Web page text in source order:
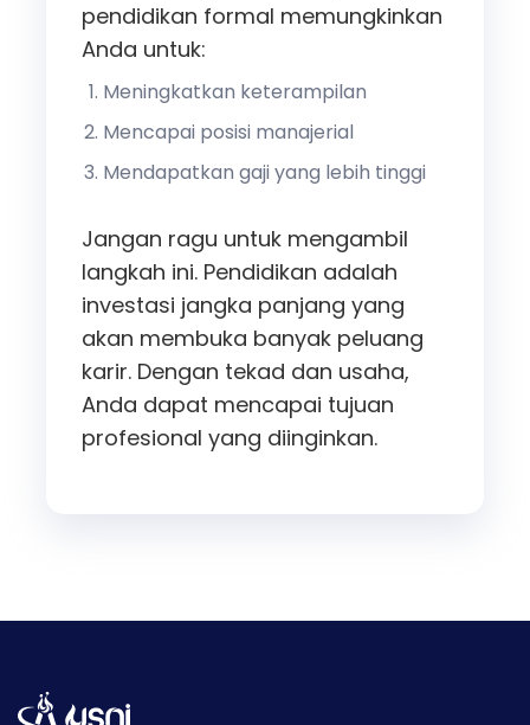
pendidikan formal memungkinkan
Anda untuk:
Meningkatkan keterampilan
Mencapai posisi manajerial
Mendapatkan gaji yang lebih tinggi
Jangan ragu untuk mengambil
langkah ini. Pendidikan adalah
investasi jangka panjang yang
akan membuka banyak peluang
karir. Dengan tekad dan usaha,
Anda dapat mencapai tujuan
profesional yang diinginkan.